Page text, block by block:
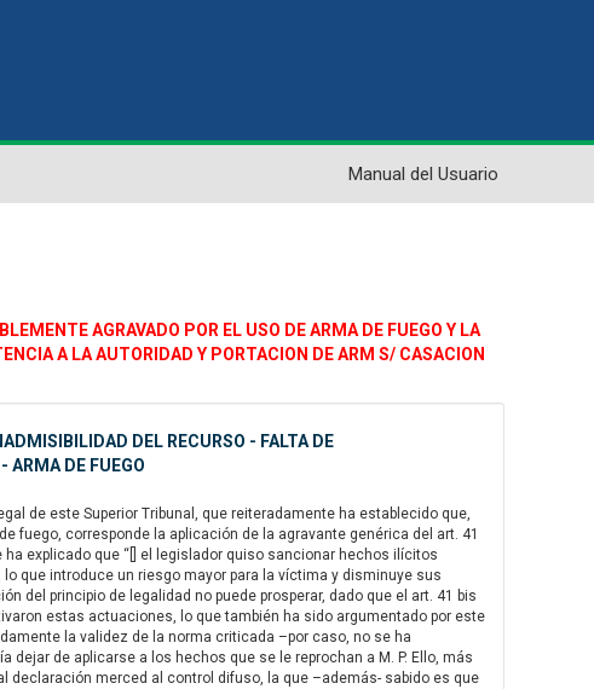
Manual del Usuario
AGRAVADO POR EL USO DE ARMA DE FUEGO Y LA
A LA AUTORIDAD Y PORTACION DE ARM S/ CASACION
DEL RECURSO - FALTA DE
ARMA DE FUEGO
de este Superior Tribunal, que reiteradamente ha establecido que,
corresponde la aplicación de la agravante genérica del art. 41
ha explicado que “[] el legislador quiso sancionar hechos ilícitos
que introduce un riesgo mayor para la víctima y disminuye sus
del principio de legalidad no puede prosperar, dado que el art. 41 bis
estas actuaciones, lo que también ha sido argumentado por este
la validez de la norma criticada –por caso, no se ha
de aplicarse a los hechos que se le reprochan a M. P. Ello, más
merced al control difuso, la que –además- sabido es que